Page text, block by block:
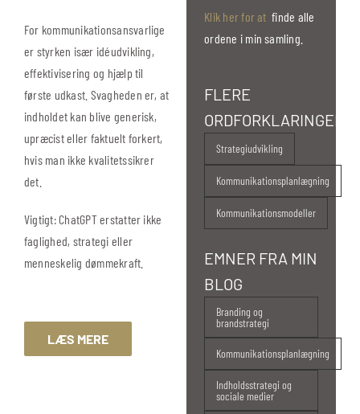
For kommunikationsansvarlige
er styrken især idéudvikling,
effektivisering og hjælp til
første udkast. Svagheden er, at
indholdet kan blive generisk,
upræcist eller faktuelt forkert,
hvis man ikke kvalitetssikrer
det.
Vigtigt: ChatGPT erstatter ikke
faglighed, strategi eller
menneskelig dømmekraft.
LÆS MERE
Klik her for at finde alle
ordene i min samling.
FLERE
ORDFORKLARINGER
Strategiudvikling
Kommunikationsplanlægning
Kommunikationsmodeller
EMNER FRA MIN
BLOG
Branding og
brandstrategi
Kommunikationsplanlægning
Indholdsstrategi og
sociale medier